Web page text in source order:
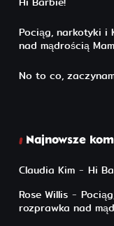
Pociąg, narkotyki i
nad mądrością
No to co,
Najnowsze
Claudia Kim- Hi
Rose Willis-
rozprawka nad